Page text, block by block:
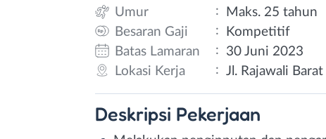
Umur
:
Maks. 25 tahun
Besaran Gaji
:
Kompetitif
Batas Lamaran
:
30 Juni 2023
Lokasi Kerja
: Jl. Rajawali
Deskripsi Pekerjaan